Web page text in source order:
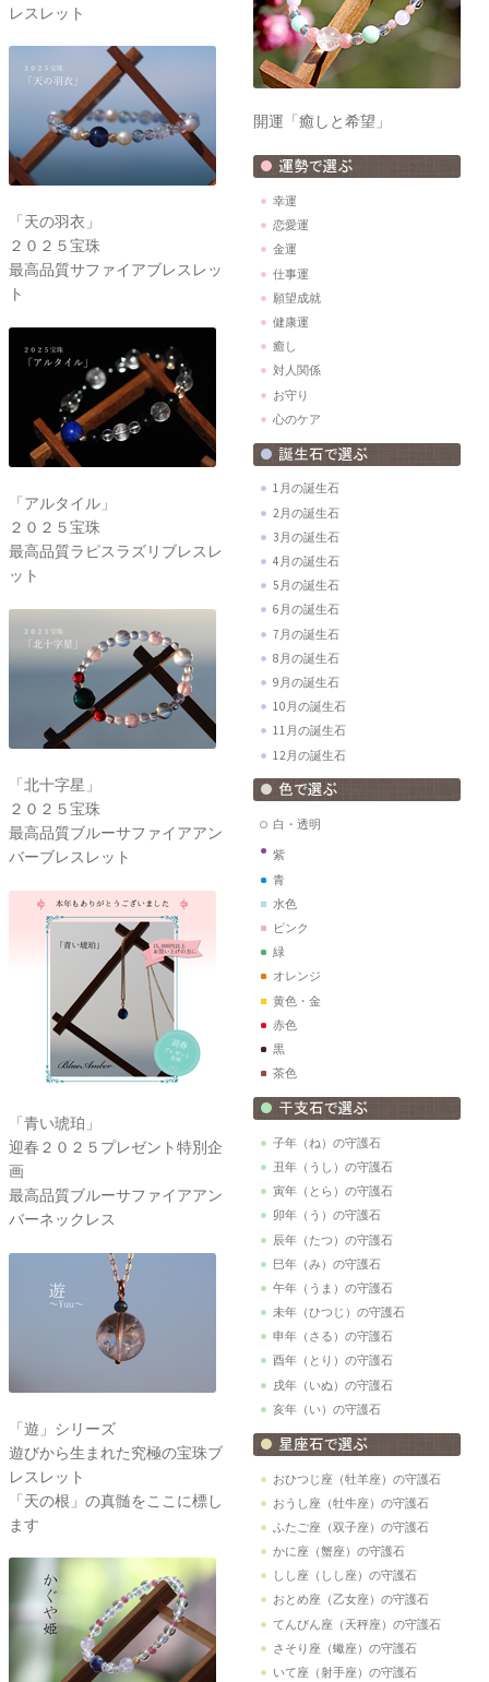
レスレット
「天の羽衣」
２０２５宝珠
最高品質サファイアブレスレッ
ト
「アルタイル」
２０２５宝珠
最高品質ラピスラズリブレスレ
ット
「北十字星」
２０２５宝珠
最高品質ブルーサファイアアン
バーブレスレット
「青い琥珀」
迎春２０２５プレゼント特別企
画
最高品質ブルーサファイアアン
バーネックレス
「遊」シリーズ
遊びから生まれた究極の宝珠ブ
レスレット
「天の根」の真髄をここに標し
ます
開運「癒しと希望」
幸運
恋愛運
金運
仕事運
願望成就
健康運
癒し
対人関係
お守り
心のケア
1月の誕生石
2月の誕生石
3月の誕生石
4月の誕生石
5月の誕生石
6月の誕生石
7月の誕生石
8月の誕生石
9月の誕生石
10月の誕生石
11月の誕生石
12月の誕生石
白・透明
紫
青
水色
ピンク
緑
オレンジ
黄色・金
赤色
黒
茶色
子年（ね）の守護石
丑年（うし）の守護石
寅年（とら）の守護石
卯年（う）の守護石
辰年（たつ）の守護石
巳年（み）の守護石
午年（うま）の守護石
未年（ひつじ）の守護石
申年（さる）の守護石
酉年（とり）の守護石
戌年（いぬ）の守護石
亥年（い）の守護石
おひつじ座（牡羊座）の守護石
おうし座（牡牛座）の守護石
ふたご座（双子座）の守護石
かに座（蟹座）の守護石
しし座（しし座）の守護石
おとめ座（乙女座）の守護石
てんびん座（天秤座）の守護石
さそり座（蠍座）の守護石
いて座（射手座）の守護石